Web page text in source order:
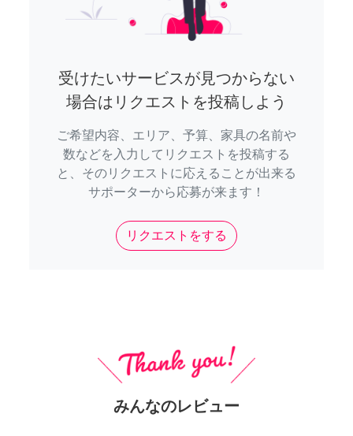
受けたいサービスが見つからない
場合はリクエストを投稿しよう
ご希望内容、エリア、予算、家具の名前や
数などを入力してリクエストを投稿する
と、そのリクエストに応えることが出来る
サポーターから応募が来ます！
リクエストをする
みんなのレビュー